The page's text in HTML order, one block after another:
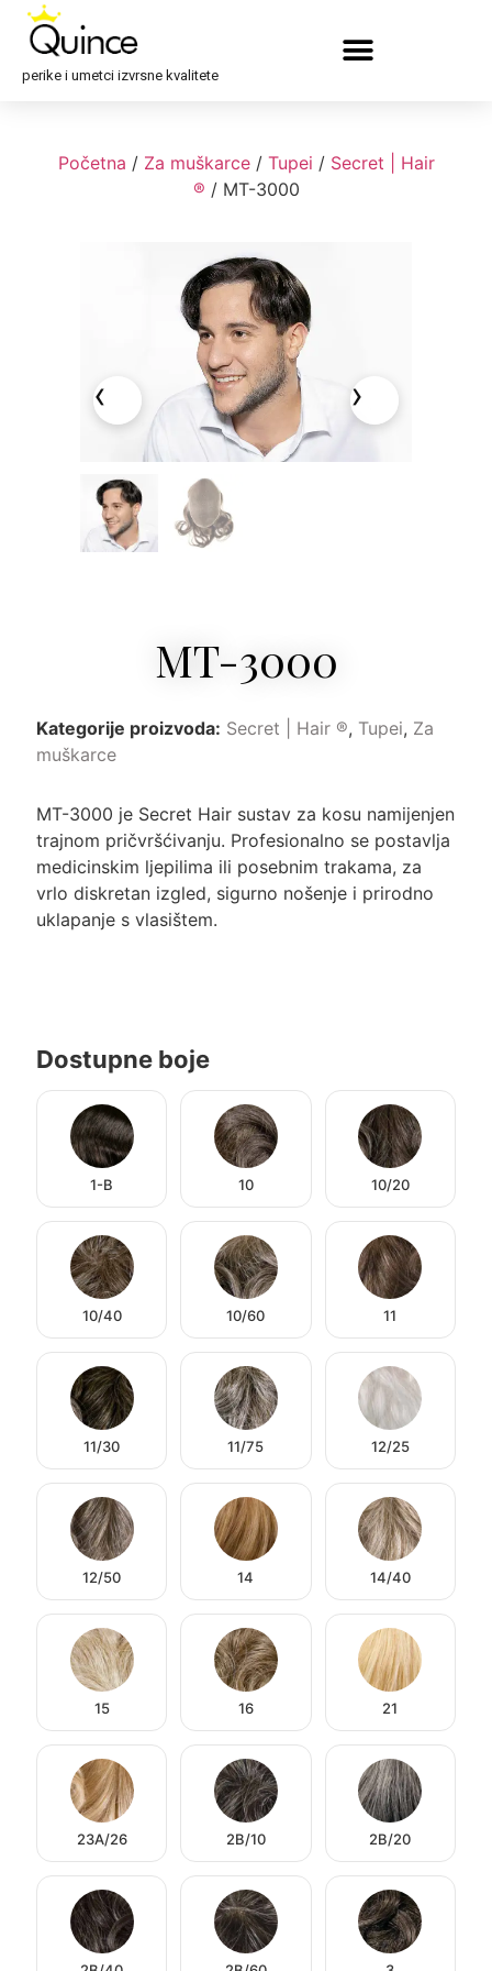
perike i umetci izvrsne kvalitete
Početna / Za muškarce/ Tupei / Secret | Hair
® / MT-3000
MT-3000
Kategorije proizvoda: Secret | Hair ®, Tupei, Za
muškarce
MT-3000 je Secret Hair sustav za kosu namijenjen
trajnom pričvršćivanju. Profesionalno se postavlja
medicinskim ljepilima ili posebnim trakama, za
vrlo diskretan izgled, sigurno nošenje i prirodno
uklapanje s vlasištem.
Dostupne boje
1-B 10 10/20
10/40 10/60 11
11/30 11/75 12/25
12/50 14 14/40
15 16 21
23A/26 2B/10 2B/20